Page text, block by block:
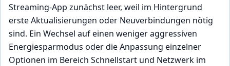
Streaming-App zunächst leer, weil im Hintergrund
erste Aktualisierungen oder Neuverbindungen nötig
sind. Ein Wechsel auf einen weniger aggressiven
Energiesparmodus oder die Anpassung einzelner
Optionen im Bereich Schnellstart und Netzwerk im